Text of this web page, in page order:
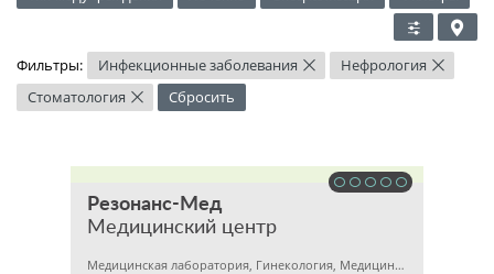
Фильтры: Инфекционные заболевания × Нефрология ×
Стоматология × Сбросить
Резонанс-Мед
Медицинский центр
Медицинская лаборатория, Гинекология, Медицинский центр